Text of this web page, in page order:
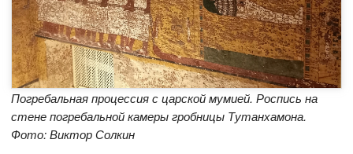
Погребальная процессия с царской мумией. Роспись на
стене погребальной камеры гробницы Тутанхамона.
Фото: Виктор Солкин